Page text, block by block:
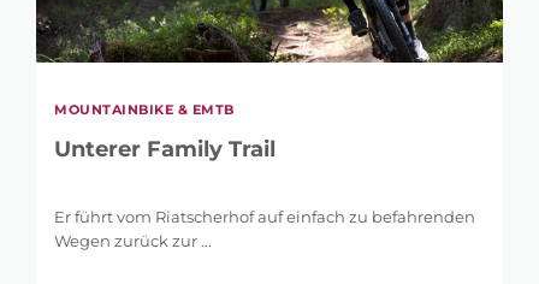
MOUNTAINBIKE & EMTB
Unterer Family Trail
Er führt vom Riatscherhof auf einfach zu befahrenden
Wegen zurück zur ...